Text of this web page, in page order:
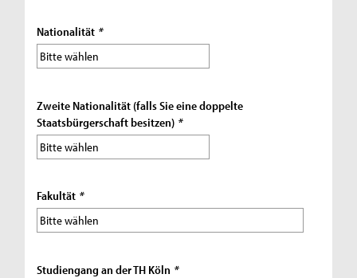
Nationalität *
Zweite Nationalität (falls Sie eine doppelte
Staatsbürgerschaft besitzen) *
Fakultät *
Studiengang an der TH Köln *